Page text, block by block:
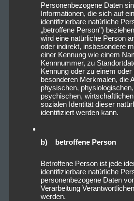
Personenbezogene Daten
Informationen, die sich auf
identifizierbare natürliche
„betroffene Person")
wird eine natürliche Person
oder indirekt, insbesondere
einer Kennung wie einem
Kennnummer, zu
Kennung oder zu einem oder
besonderen Merkmalen, die
physischen,
psychischen,
sozialen Identität dieser
identifiziert werden kann.
b) betroffene Person
Betroffene Person ist jede
identifizierbare natürliche
personenbezogene Daten
Verarbeitung
werden.